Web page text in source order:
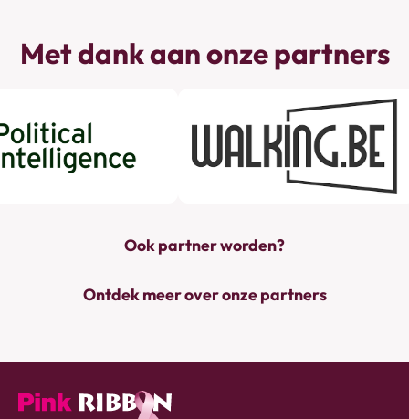
Met dank aan onze partners
Ook partner worden?
Ontdek meer over onze partners